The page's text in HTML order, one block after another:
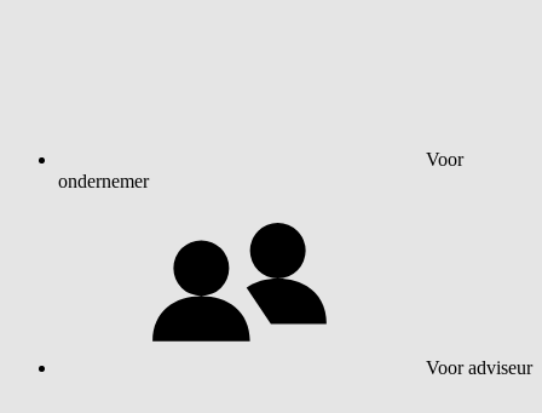
Voor
ondernemer
Voor adviseur